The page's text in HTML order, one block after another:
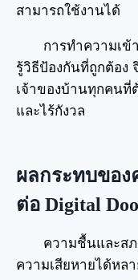
สามารถใช้งานได้
การทำความเข้
รู้วิธีป้องกันที่ถูกต้อง
เจ้าของบ้านทุกคนที่
และไร้กังวล
ผลกระทบขอ
ต่อ Digital
ความชื้นและส
ความเสียหายได้หล